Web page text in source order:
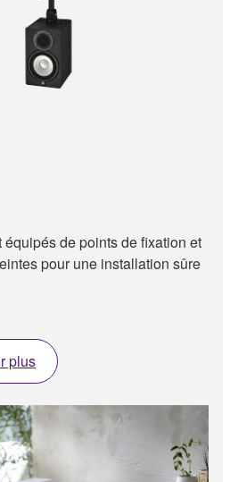
de points de fixation et
pour une installation sûre
plus